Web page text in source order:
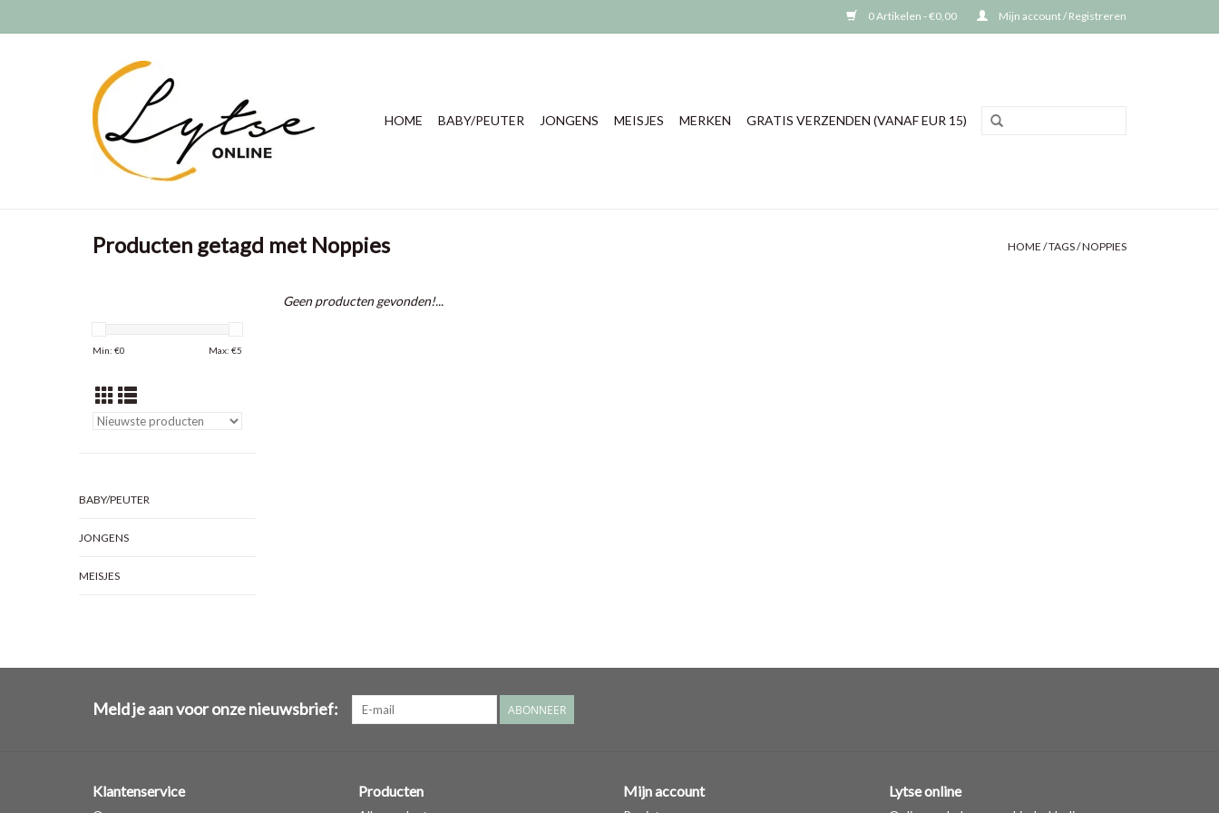
0 Artikelen - €0,00 Mijn account / Registreren
HOME BABY/PEUTER JONGENS MEISJES MERKEN GRATIS VERZENDEN (VANAF EUR 15)
Producten getagd met Noppies HOME /TAGS/NOPPIES
Min: €0 Max: €5
BABY/PEUTER
JONGENS
MEISJES
Geen producten gevonden!...
Meld je aan voor onze nieuwsbrief: ABONNEER
Klantenservice Producten Mijn account Lytse online